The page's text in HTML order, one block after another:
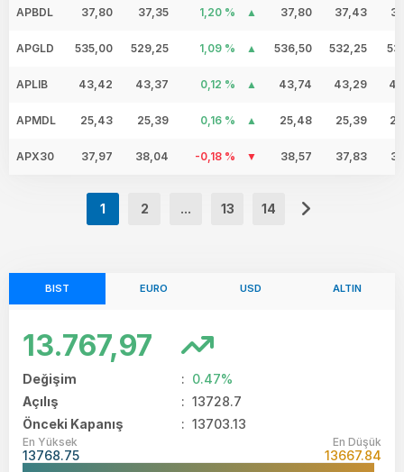
APBDL 37,80 37,35 1,20 % 37,80 37,43
APGLD 535,00 529,25 1,09 % 536,50 532,25
APLIB 43,42 43,37 0,12 % 43,74 43,29
APMDL 25,43 25,39 0,16 % 25,48 25,39
APX30 37,97 38,04 -0,18 % 38,57 37,83
1 2 ... 13 14
BIST EURO USD ALTIN
13.767,97
Değişim : 0.47%
Açılış
: 13728.7
Önceki Kapanış
: 13703.13
En Yüksek
13768.75
En Düşük
13667.84